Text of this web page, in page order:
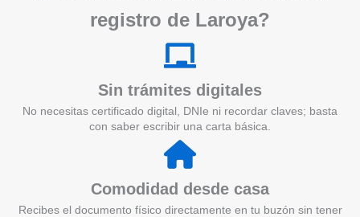
registro de Laroya?
Sin trámites digitales
No necesitas certificado digital, DNIe ni recordar claves; basta
con saber escribir una carta básica.
Comodidad desde casa
Recibes el documento físico directamente en tu buzón sin tener